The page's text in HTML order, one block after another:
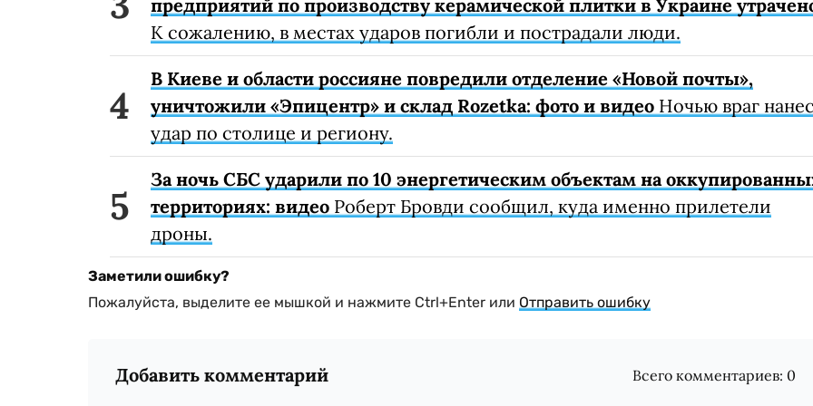
предприятий по производству керамической плитки в Украине
К сожалению, в местах ударов погибли и пострадали люди.
В Киеве и области россияне повредили отделение «Новой почты»,
уничтожили «Эпицентр» и склад Rozetka: фото и видео Ночью враг нанес
удар по столице и региону.
За ночь СБС ударили по 10 энергетическим объектам на
территориях: видео Роберт Бровди сообщил, куда именно прилетели
дроны.
Заметили ошибку?
Пожалуйста, выделите ее мышкой и нажмите Ctrl+Enter или Отправить ошибку
Добавить комментарий Всего комментариев: 0